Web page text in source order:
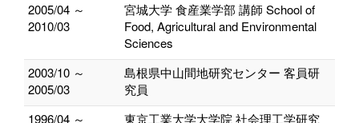
2005/04 ～
2010/03
宮城大学 食産業学部 講師 School of
Food, Agricultural and Environmental
Sciences
2003/10 ～
2005/03
島根県中山間地研究センター 客員研
究員
1996/04 ～
東京工業大学大学院 社会理工学研究